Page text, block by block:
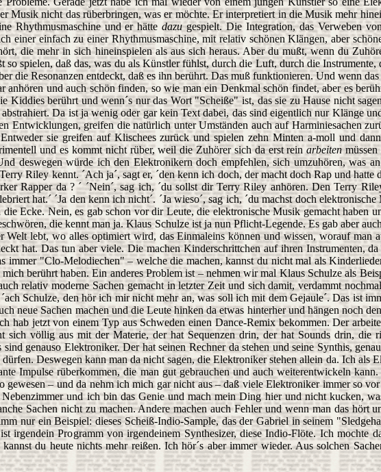
Musik nicht das rüberbringen, was er möchte. Er interpretiert in die Musik mehr
Rhythmusmaschine und er hättedazugespielt. Die Integration, das Verweben
einer einfach zu einer Rhythmusmaschine, mit relativ schönen Klängen, aber
die mehr in sich hineinspielen als aus sich heraus. Aber du mußt, wenn du
spielen, daß das, was du als Künstler fühlst, durch die Luft, durch die
die Resonanzen entdeckt, daß es ihn berührt. Das muß funktionieren. Und wenn
und auch schön finden, so wie man ein Denkmal schön findet, aber es
Kiddies berührt und wenn´s nur das Wort "Scheiße" ist, das sie zu Hause nicht
Da ist ja wenig oder gar kein Text dabei, das sind eigentlich nur Klänge
Entwicklungen, greifen die natürlich unter Umständen auch auf Harminiesachen
sie greifen auf Klischees zurück und spielen zehn Minten a-moll und
und es kommt nicht rüber, weil die Zuhörer sich da erst reinarbeitenmüssen
deswegen würde ich den Elektronikern doch empfehlen, sich umzuhören, was
Riley kennt. ´Ach ja´, sagt er, ´den kenn ich doch, der macht doch Rap und hatte
Rapper da ? ´ ´Nein´, sag ich, ´du sollst dir Terry Riley anhören. Den Terry
hat.´ ´Ja den kenn ich nicht´. ´Ja wieso´, sag ich, ´du machst doch elektronische
die Ecke. Nein, es gab schon vor dir Leute, die elektronische Musik gemacht haben
die kennt man ja. Klaus Schulze ist ja nun Pflicht-Legende. Es gab aber
lebt, wo alles optimiert wird, das Einmaleins können und wissen, worauf man
hat. Das tun aber viele. Die machen Kinderschrittchen auf ihren Instrumenten,
immer "Clo-Melodiechen" – welche die machen, kannst du nicht mal als
berührt haben. Ein anderes Problem ist – nehmen wir mal Klaus Schulze als
relativ moderne Sachen gemacht in letzter Zeit und sich damit, verdammt
Schulze, den hör ich mir nicht mehr an, was soll ich mit dem Gejaule´. Das ist
neue Sachen machen und die Leute hinken da etwas hinterher und hängen noch
hab jetzt von einem Typ aus Schweden einen Dance-Remix bekommen. Der
völlig aus mit der Materie, der hat Sequenzen drin, der hat Sounds drin, die
genauso Elektroniker. Der hat seinen Rechner da stehen und seine Synthis,
Deswegen kann man da nicht sagen, die Elektroniker stehen allein da. Ich als
Impulse rüberkommen, die man gut gebrauchen und auch weiterentwickeln
– und da nehm ich mich gar nicht aus – daß viele Elektroniker immer so
und ich bin das Genie und mach mein Ding hier und nicht kucken,
Sachen nicht zu machen. Andere machen auch Fehler und wenn man das hört
nur ein Beispiel: dieses Scheiß-Indio-Sample, das der Gabriel in seinem
irgendein Programm von irgendeinem Synthesizer, diese Indio-Flöte. Ich mochte
du heute nichts mehr reißen. Ich hör´s aber immer wieder. Aus solchen